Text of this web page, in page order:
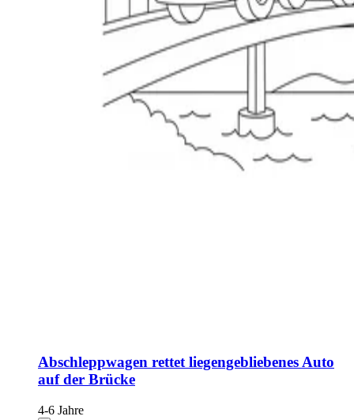
Abschleppwagen rettet liegengebliebenes Auto
auf der Brücke
4-6 Jahre